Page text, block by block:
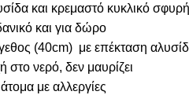
και κρεμαστό κυκλικό
και για δώρο
(40cm) με επέκταση
στο νερό, δεν μαυρίζει
με αλλεργίες